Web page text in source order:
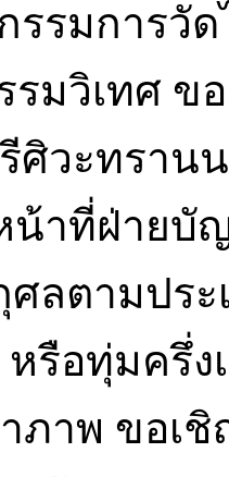
วะทราน
น้าที่ฝ่ายบั
ลตามประ
หรือทุ่มครึ่
าภาพ ขอ
งกัน
ตุลาคม